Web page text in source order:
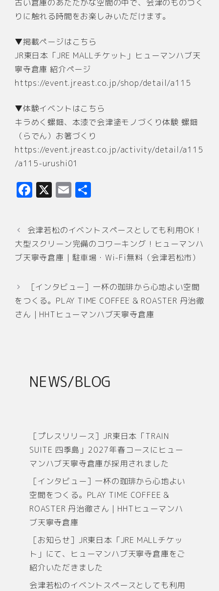
古い倉庫のあたたかな空間の中で、会津のものづく
りに触れる時間をお楽しみいただけます。
▼掲載ページはこちら
JR東日本「JRE MALLチケット」ヒューマンハブ天
寧寺倉庫 紹介ページ
https://event.jreast.co.jp/shop/detail/a115
▼体験イベントはこちら
キラめく螺鈿、本漆で会津塗モノづくり体験 螺鈿
（らでん）お箸づくり
https://event.jreast.co.jp/activity/detail/a115
/a115-urushi01
F
c
e
b
o
o
k
X E
ai
l
会津若松のイベントスペースとしても利用OK！
大型スクリーン完備のコワーキング！ヒューマンハ
ブ天寧寺倉庫｜駐車場・Wi-Fi無料（会津若松市）
［インタビュー］一杯の珈琲から心地よい空間
をつくる。PLAY TIME COFFEE & ROASTER 丹治徹
さん｜HHTヒューマンハブ天寧寺倉庫
NEWS/BLOG
［プレスリリース］JR東日本「TRAIN
SUITE 四季島」2027年春コースにヒュー
マンハブ天寧寺倉庫が採用されました
［インタビュー］一杯の珈琲から心地よい
空間をつくる。PLAY TIME COFFEE &
ROASTER 丹治徹さん｜HHTヒューマンハ
ブ天寧寺倉庫
［お知らせ］JR東日本「JRE MALLチケッ
ト」にて、ヒューマンハブ天寧寺倉庫をご
紹介いただきました
会津若松のイベントスペースとしても利用